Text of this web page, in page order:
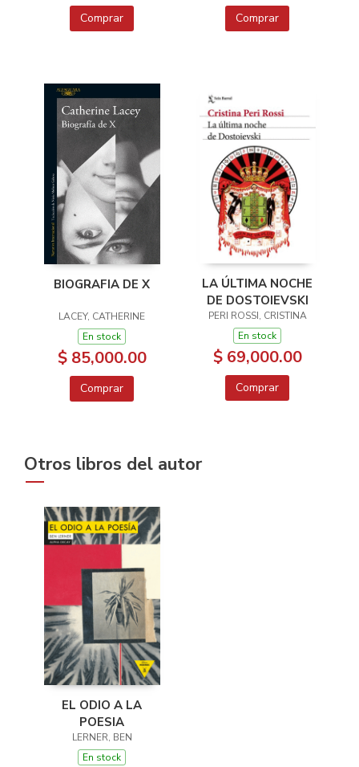
Comprar Comprar
BIOGRAFIA DE X
LACEY, CATHERINE
En stock
$ 85,000.00
Comprar
LA ÚLTIMA NOCHE
DE DOSTOIEVSKI
PERI ROSSI, CRISTINA
En stock
$ 69,000.00
Comprar
Otros libros del autor
EL ODIO A LA
POESIA
LERNER, BEN
En stock